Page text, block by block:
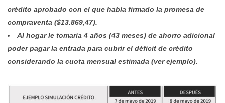
crédito aprobado con el que había firmado la promesa de
compraventa ($13.869,47).
Al hogar le tomaría 4 años (43 meses) de ahorro adicional
poder pagar la entrada para cubrir el déficit de crédito
considerando la cuota mensual estimada (ver ejemplo).